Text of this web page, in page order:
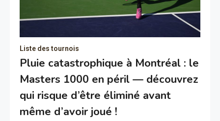
Liste des tournois
Pluie catastrophique à Montréal : le
Masters 1000 en péril — découvrez
qui risque d’être éliminé avant
même d’avoir joué !